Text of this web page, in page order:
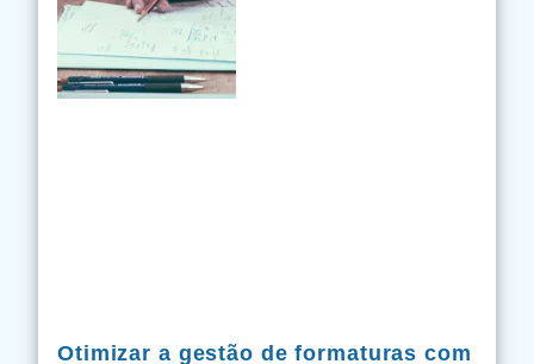
Otimizar a gestão de formaturas com